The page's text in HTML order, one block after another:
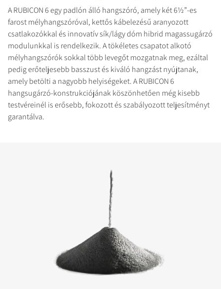
A RUBICON 6 egy padlón álló hangszóró, amely két 6½”-es
farost mélyhangszóróval, kettős kábelezésű aranyozott
csatlakozókkal és innovatív sík/lágy dóm hibrid magassugárzó
modulunkkal is rendelkezik. A tökéletes csapatot alkotó
mélyhangszórók sokkal több levegőt mozgatnak meg, ezáltal
pedig erőteljesebb basszust és kiváló hangzást nyújtanak,
amely betölti a nagyobb helyiségeket. A RUBICON 6
hangsugárzó-konstrukciójának köszönhetően még kisebb
testvéreinél is erősebb, fokozott és szabályozott teljesítményt
garantálva.